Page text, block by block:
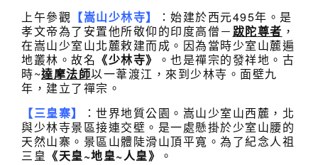
上午參觀 【嵩山少林寺】
：始建於西元495年。是
孝文帝為了安置他所敬仰的印度高僧－跋陀尊者 ，
在嵩山少室山北麓敕建而成。因為當時少室山麓遍
地叢林。故名 《少林寺》
。也是禪宗的發祥地。古
時~達摩法師以一葦渡江，來到少林寺。面壁九
年，建立了禪宗。
【三皇寨】
：世界地質公園。嵩山少室山西麓，北
與少林寺景區接連交壁。是一處懸掛於少室山腰的
天然山寨。景區山體陡滑山頂平寬。為了紀念人祖
三皇 《天皇~地皇~人皇》
。